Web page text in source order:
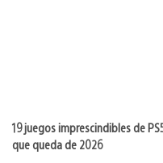
19 juegos imprescindibles de
que queda de 2026